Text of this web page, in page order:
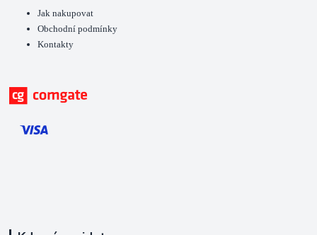
Jak nakupovat
Obchodní podmínky
Kontakty